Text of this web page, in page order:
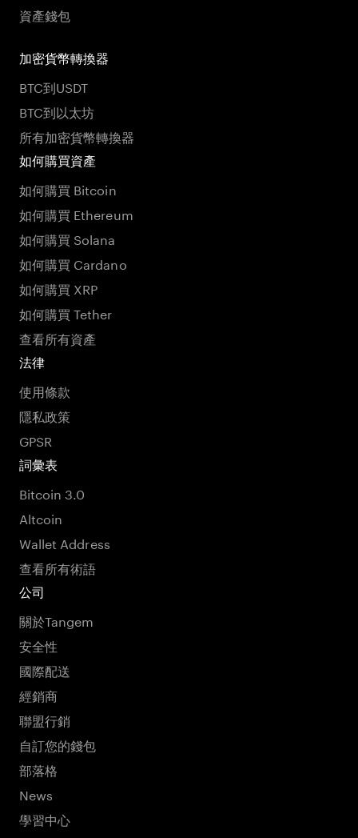
資產錢包
加密貨幣轉換器
BTC到USDT
BTC到以太坊
所有加密貨幣轉換器
如何購買資產
如何購買 Bitcoin
如何購買 Ethereum
如何購買 Solana
如何購買 Cardano
如何購買 XRP
如何購買 Tether
查看所有資產
法律
使用條款
隱私政策
GPSR
詞彙表
Bitcoin 3.0
Altcoin
Wallet Address
查看所有術語
公司
關於Tangem
安全性
國際配送
經銷商
聯盟行銷
自訂您的錢包
部落格
News
學習中心